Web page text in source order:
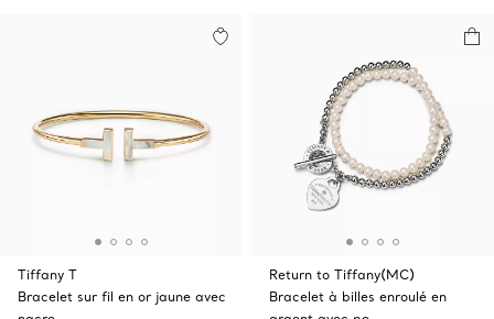
Tiffany T
Bracelet sur fil en or jaune avec
Return to Tiffany(MC)
Bracelet à billes enroulé en